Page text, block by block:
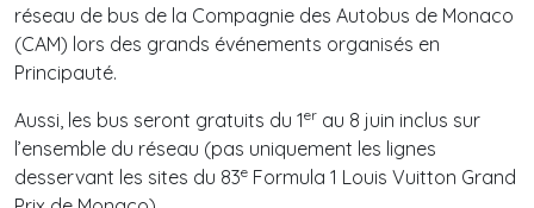
réseau de bus de la Compagnie des Autobus de Monaco
(CAM) lors des grands événements organisés en
Principauté.
Aussi, les bus seront gratuits du 1er au 8 juin inclus sur
l’ensemble du réseau (pas uniquement les lignes
desservant les sites du 83e Formula 1 Louis Vuitton Grand